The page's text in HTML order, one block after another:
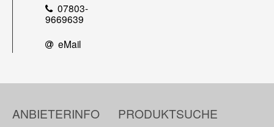
07803-
9669639
eMail
ANBIETERINFO PRODUKTSUCHE